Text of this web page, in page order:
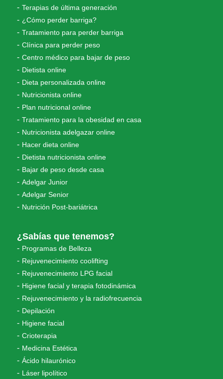
Terapias de última generación
¿Cómo perder barriga?
Tratamiento para perder barriga
Clínica para perder peso
Centro médico para bajar de peso
Dietista online
Dieta personalizada online
Nutricionista online
Plan nutricional online
Tratamiento para la obesidad en casa
Nutricionista adelgazar online
Hacer dieta online
Dietista nutricionista online
Bajar de peso desde casa
Adelgar Junior
Adelgar Senior
Nutrición Post-bariátrica
¿Sabías que tenemos?
Programas de Belleza
Rejuvenecimiento coolifting
Rejuvenecimiento LPG facial
Higiene facial y terapia fotodinámica
Rejuvenecimiento y la radiofrecuencia
Depilación
Higiene facial
Crioterapia
Medicina Estética
Ácido hilaurónico
Láser lipolítico